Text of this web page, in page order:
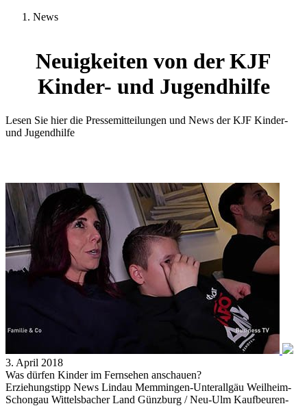
News
Neuigkeiten von der KJF
Kinder- und Jugendhilfe
Lesen Sie hier die Pressemitteilungen und News der KJF Kinder-
und Jugendhilfe
3. April 2018
Was dürfen Kinder im Fernsehen anschauen?
Erziehungstipp News Lindau Memmingen-Unterallgäu Weilheim-
Schongau Wittelsbacher Land Günzburg / Neu-Ulm Kaufbeuren-